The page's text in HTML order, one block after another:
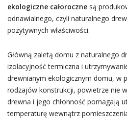
ekologiczne całorocznesą
odnawialnego, czyli naturalnego
pozytywnych właściwości.
Główną zaletą domu z naturalnego
izolacyjność termiczna i
drewnianym ekologicznym domu, w
rodzajów konstrukcji, powietrze nie
drewna i jego chłonność pomagają
temperaturę wewnątrz